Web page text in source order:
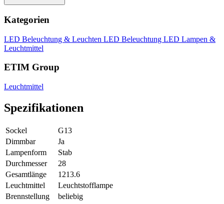
Kategorien
LED Beleuchtung & Leuchten LED Beleuchtung LED Lampen &
Leuchtmittel
ETIM Group
Leuchtmittel
Spezifikationen
Sockel
G13
Dimmbar
Ja
Lampenform
Stab
Durchmesser
28
Gesamtlänge
1213.6
Leuchtmittel
Leuchtstofflampe
Brennstellung
beliebig